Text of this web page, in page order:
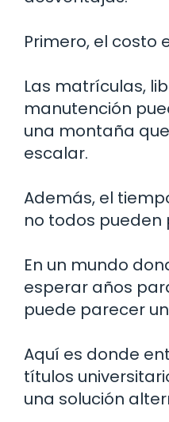
Primero, el costo
Las matrículas,
manutención
una montaña
escalar.
Además, el
no todos pueden
En un mundo
esperar años
puede parecer
Aquí es donde
títulos
una solución